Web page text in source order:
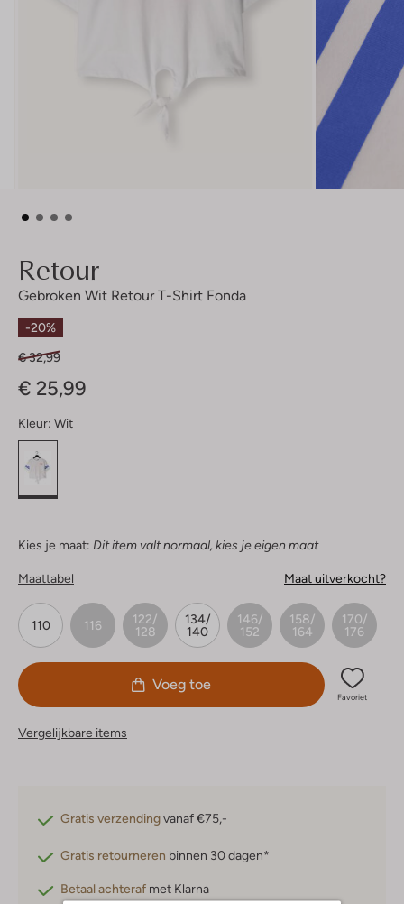
Retour
Gebroken Wit Retour T-Shirt Fonda
-20%
€ 32,99
€ 25,99
Kleur: Wit
Kies je maat: Dit item valt normaal, kies je eigen maat
Maattabel Maat uitverkocht?
110 116
122/
128
134/
140
146/
152
158/
164
170/
176
Voeg toe
Favoriet
Vergelijkbare items
Gratis verzendingvanaf €75,-
Gratis retourneren binnen 30 dagen*
Betaal achteraf met Klarna